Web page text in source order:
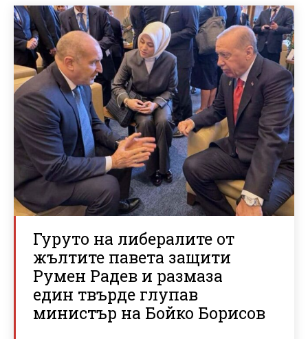
Гуруто на либералите от
жълтите павета защити
Румен Радев и размаза
един твърде глупав
министър на Бойко Борисов